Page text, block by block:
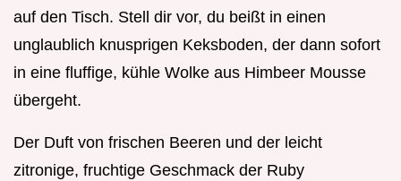
auf den Tisch. Stell dir vor, du beißt in einen
unglaublich knusprigen Keksboden, der dann sofort
in eine fluffige, kühle Wolke aus Himbeer Mousse
übergeht.
Der Duft von frischen Beeren und der leicht
zitronige, fruchtige Geschmack der Ruby